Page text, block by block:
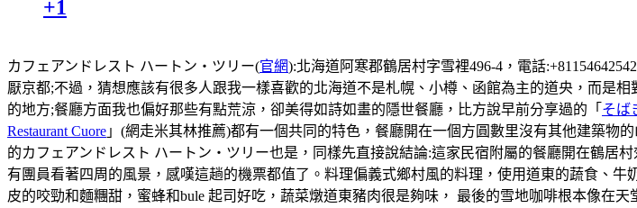
+1
カフェアンドレスト ハートン・ツリー(官網):北海道阿寒郡鶴居村字雪裡496-4，電話
厭京都;不過，猜想應該有很多人跟我一樣喜歡的北海道不是札幌、小樽、函館為主的道央，而是
的地方;餐廳方面我也偏好那些有點荒涼，卻美得如詩如畫的隱世餐廳，比方說早前分享過的「 そば
Restaurant Cuore 」(網走米其林推薦)都有一個共同的特色，餐廳開在一個方圓數里沒有其他建築
的カフェアンドレスト ハートン・ツリー也是，同樣先直接說結論:這家民宿附屬的餐廳開在鶴居
有團員看著四周的風景，感嘆這趟的機票都值了。料理偏義式鄉村風的料理，使用道東的蔬食、
皮的咬勁和麵糰甜，蜜蜂和bule 起司好吃，蔬菜燉道東豬肉很是夠味， 最後的雪地咖啡根本像在天